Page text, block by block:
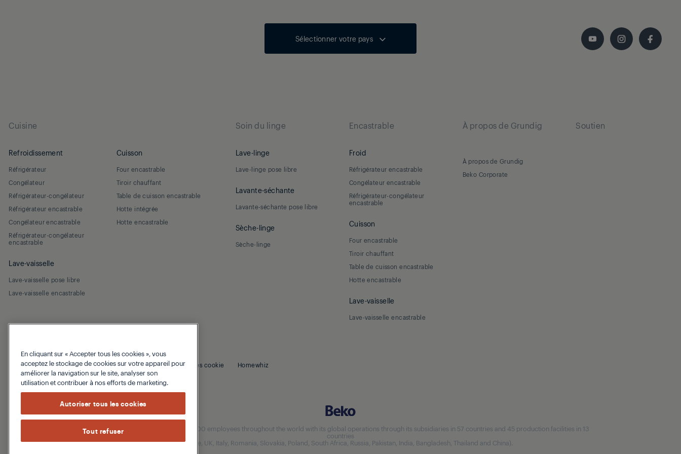
Sélectionner votre pays
Cuisine
Refroidissement
Réfrigérateur
Congélateur
Réfrigérateur-congélateur
Réfrigérateur encastrable
Congélateur encastrable
Réfrigérateur-congélateur
encastrable
Cuisson
Four encastrable
Tiroir chauffant
Table de cuisson encastrable
Hotte intégrée
Hotte encastrable
Lave-vaisselle
Lave-vaisselle pose libre
Lave-vaisselle encastrable
Soin du linge
Lave-linge
Lave-linge pose libre
Lavante-séchante
Lavante-séchante pose libre
Sèche-linge
Sèche-linge
Encastrable
Froid
Réfrigérateur encastrable
Congélateur encastrable
Réfrigérateur-congélateur
encastrable
Cuisson
Four encastrable
Tiroir chauffant
Table de cuisson encastrable
Hotte encastrable
Lave-vaisselle
Lave-vaisselle encastrable
À propos de Grundig
À propos de Grundig
Beko Corporate
Soutien
© 2026 Grundig Politique de confidentialité Politique des cookie Homewhiz
Our parent company, Beko has 55,000 employees throughout the world with its global operations through its subsidiaries in 57 countries and 45 production facilities in 13
countries
(i.e. Türkiye, UK, Italy, Romania, Slovakia, Poland, South Africa, Russia, Pakistan, India, Bangladesh, Thailand and China).
En cliquant sur « Accepter tous les cookies », vous
acceptez le stockage de cookies sur votre appareil pour
améliorer la navigation sur le site, analyser son
utilisation et contribuer à nos efforts de marketing.
Autoriser tous les cookies
Tout refuser